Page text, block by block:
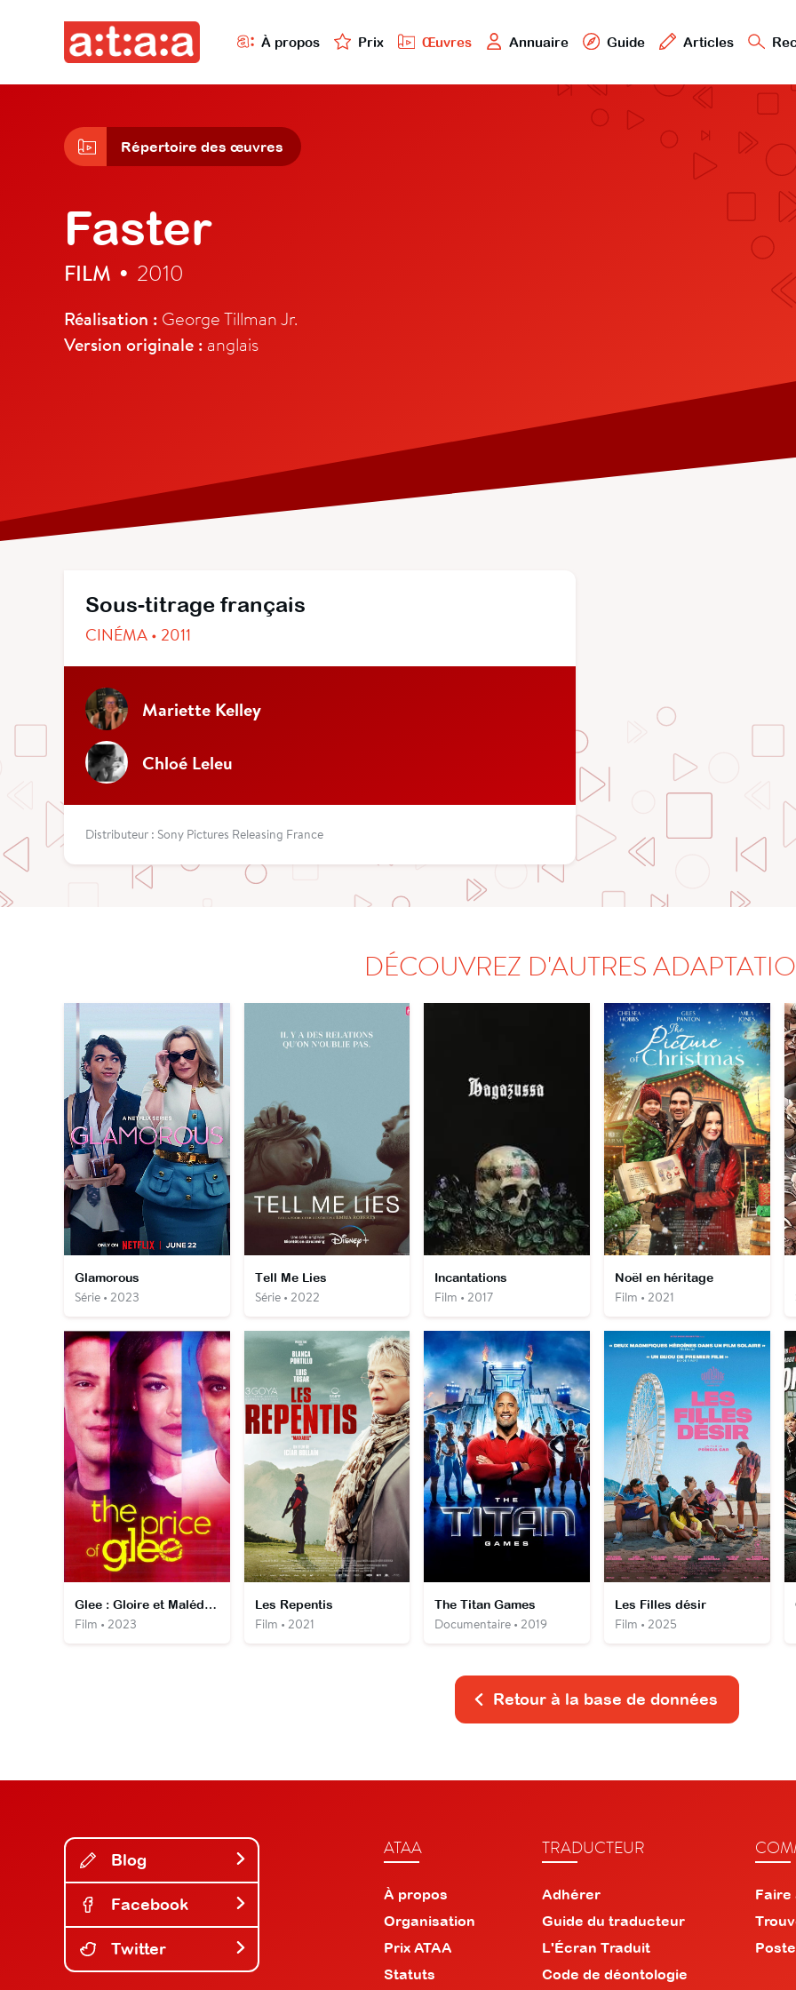
À propos Prix Œuvres Annuaire Guide Articles
Répertoire des œuvres
Faster
FILM • 2010
Réalisation : George Tillman Jr.
Version originale : anglais
Sous-titrage français
CINÉMA • 2011
Mariette Kelley
Chloé Leleu
Distributeur : Sony Pictures Releasing France
DÉCOUVREZ D'AUTRES
Glamorous
Série • 2023
Tell Me Lies
Série • 2022
Incantations
Film • 2017
Noël en héritage
Film • 2021
Glee : Gloire et Malédiction
Film • 2023
Les Repentis
Film • 2021
The Titan Games
Documentaire • 2019
Les Filles désir
Film • 2025
Retour à la base de données
Blog
Facebook
Twitter
ATAA
À propos
Organisation
Prix ATAA
Statuts
TRADUCTEUR
Adhérer
Guide du traducteur
L'Écran Traduit
Code de déontologie